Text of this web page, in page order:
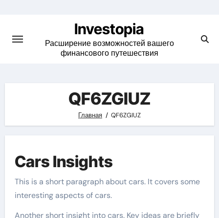
content
Investopia
Расширение возможностей вашего
финансового путешествия
QF6ZGIUZ
Главная QF6ZGIUZ
Cars Insights
This is a short paragraph about cars. It covers some
interesting aspects of cars.
Another short insight into cars. Key ideas are briefly